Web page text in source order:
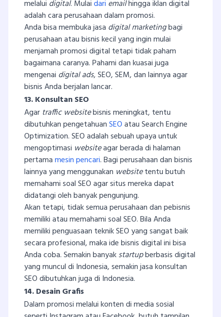
melalui digital. Mulaidari emailhingga iklan digital
adalah cara perusahaan dalam promosi.
Anda bisa membuka jasa digital marketingbagi
perusahaan atau bisnis kecil yang ingin mulai
menjamah promosi digital tetapi tidak paham
bagaimana caranya. Pahami dan kuasai juga
mengenai digital ads, SEO, SEM, dan lainnya agar
bisnis Anda berjalan lancar.
13. Konsultan SEO
Agar traffic websitebisnis meningkat, tentu
dibutuhkan pengetahuanSEOatau Search Engine
Optimization. SEO adalah sebuah upaya untuk
mengoptimasi websiteagar berada di halaman
pertamamesin pencari. Bagi perusahaan dan bisnis
lainnya yang menggunakan websitetentu butuh
memahami soal SEO agar situs mereka dapat
didatangi oleh banyak pengunjung.
Akan tetapi, tidak semua perusahaan dan pebisnis
memiliki atau memahami soal SEO. Bila Anda
memiliki penguasaan teknik SEO yang sangat baik
secara profesional, maka ide bisnis digital ini bisa
Anda coba. Semakin banyakstartupberbasis digital
yang muncul di Indonesia, semakin jasa konsultan
SEO dibutuhkan juga di Indonesia.
14. Desain Grafis
Dalam promosi melalui konten di media sosial